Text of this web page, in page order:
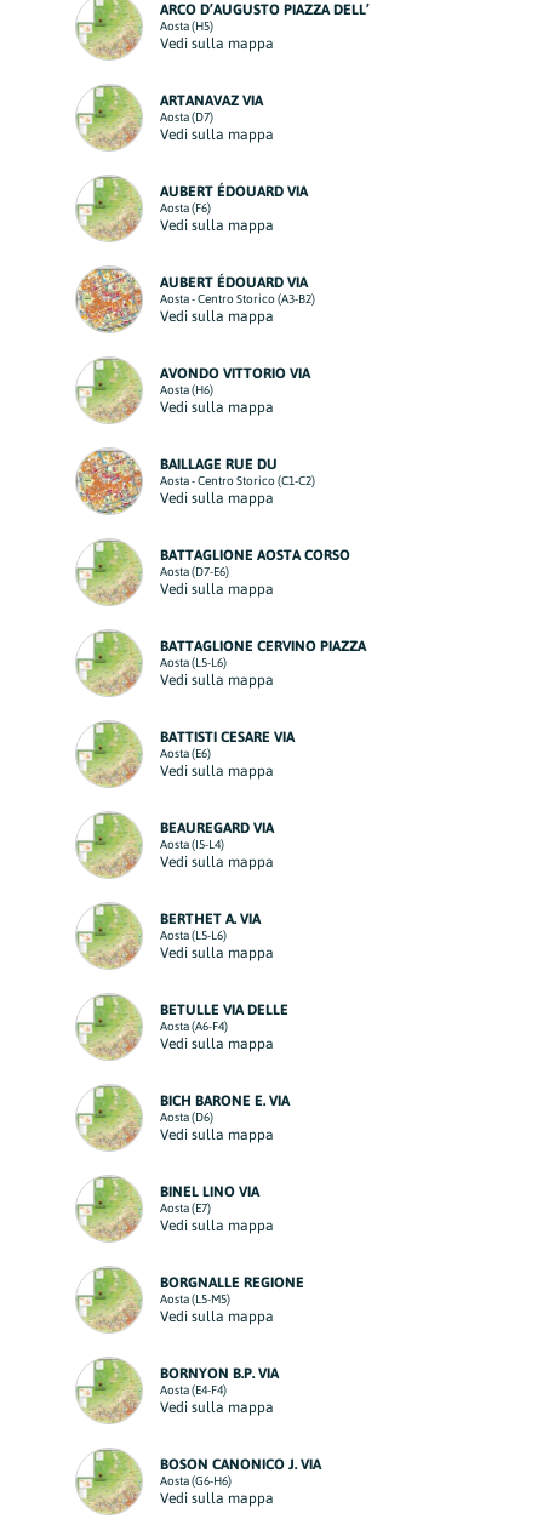
ARCO D’AUGUSTO PIAZZA DELL’
Aosta (H5)
Vedi sulla mappa
ARTANAVAZ VIA
Aosta (D7)
Vedi sulla mappa
AUBERT ÉDOUARD VIA
Aosta (F6)
Vedi sulla mappa
AUBERT ÉDOUARD VIA
Aosta - Centro Storico (A3-B2)
Vedi sulla mappa
AVONDO VITTORIO VIA
Aosta (H6)
Vedi sulla mappa
BAILLAGE RUE DU
Aosta - Centro Storico (C1-C2)
Vedi sulla mappa
BATTAGLIONE AOSTA CORSO
Aosta (D7-E6)
Vedi sulla mappa
BATTAGLIONE CERVINO PIAZZA
Aosta (L5-L6)
Vedi sulla mappa
BATTISTI CESARE VIA
Aosta (E6)
Vedi sulla mappa
BEAUREGARD VIA
Aosta (I5-L4)
Vedi sulla mappa
BERTHET A. VIA
Aosta (L5-L6)
Vedi sulla mappa
BETULLE VIA DELLE
Aosta (A6-F4)
Vedi sulla mappa
BICH BARONE E. VIA
Aosta (D6)
Vedi sulla mappa
BINEL LINO VIA
Aosta (E7)
Vedi sulla mappa
BORGNALLE REGIONE
Aosta (L5-M5)
Vedi sulla mappa
BORNYON B.P. VIA
Aosta (E4-F4)
Vedi sulla mappa
BOSON CANONICO J. VIA
Aosta (G6-H6)
Vedi sulla mappa